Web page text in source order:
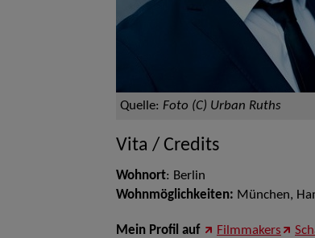
Quelle: Foto (C) Urban Ruths
Vita / Credits
Wohnort: Berlin
Wohnmöglichkeiten: München,
Mein Profil auf Filmmakers